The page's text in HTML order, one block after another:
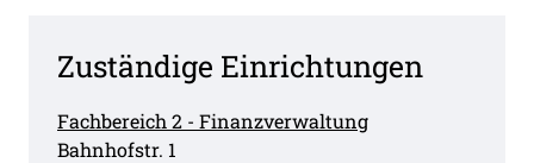
Zuständige Einrichtungen
Fachbereich 2 - Finanzverwaltung
Straße:
Bahnhofstr. Hausnummer:
1